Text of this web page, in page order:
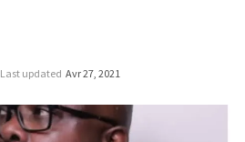
Last updated Avr 27, 2021